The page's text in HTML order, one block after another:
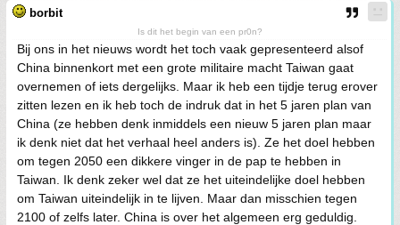
borbit
Is dit het begin van een pr0n?
Bij ons in het nieuws wordt het toch vaak gepresenteerd alsof
China binnenkort met een grote militaire macht Taiwan gaat
overnemen of iets dergelijks. Maar ik heb een tijdje terug erover
zitten lezen en ik heb toch de indruk dat in het 5 jaren plan van
China (ze hebben denk inmiddels een nieuw 5 jaren plan maar
ik denk niet dat het verhaal heel anders is). Ze het doel hebben
om tegen 2050 een dikkere vinger in de pap te hebben in
Taiwan. Ik denk zeker wel dat ze het uiteindelijke doel hebben
om Taiwan uiteindelijk in te lijven. Maar dan misschien tegen
2100 of zelfs later. China is over het algemeen erg geduldig.